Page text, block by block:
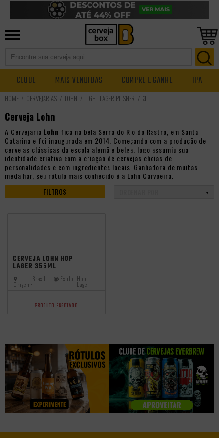
CLUBE MAIS VENDIDAS COMPRE E GANHE IPA
CERVEJARIAS LOHN LIGHT LAGER PILSNER 3
Cerveja Lohn
A Cervejaria Lohn fica na bela Serra do Rio do Rastro, em Santa
Catarina e foi inaugurada em 2014. Começando com a produção de
cervejas clássicas da escola alemã e belga, logo assumiu sua
identidade criativa com a criação de cervejas cheias de
personalidades e com ingredientes locais. Ganhadora de muitas
medalhar, seu rótulo mais conhecido é a Lohn Carvoeira.
FILTROS
CERVEJA LOHN HOP
LAGER 355ML
Origem:
Brasil Estilo: Hop
Lager
PRODUTO ESGOTADO